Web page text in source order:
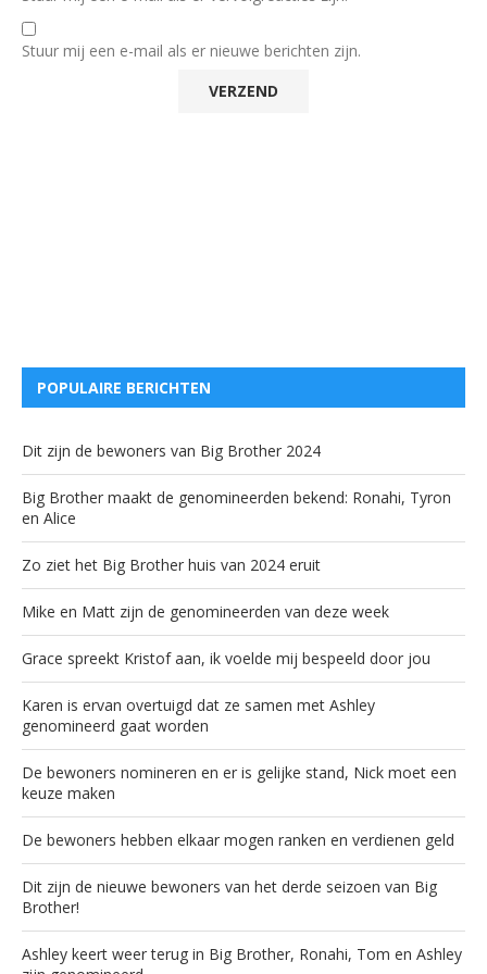
Stuur mij een e-mail als er nieuwe berichten zijn.
POPULAIRE BERICHTEN
Dit zijn de bewoners van Big Brother 2024
Big Brother maakt de genomineerden bekend: Ronahi, Tyron
en Alice
Zo ziet het Big Brother huis van 2024 eruit
Mike en Matt zijn de genomineerden van deze week
Grace spreekt Kristof aan, ik voelde mij bespeeld door jou
Karen is ervan overtuigd dat ze samen met Ashley
genomineerd gaat worden
De bewoners nomineren en er is gelijke stand, Nick moet een
keuze maken
De bewoners hebben elkaar mogen ranken en verdienen geld
Dit zijn de nieuwe bewoners van het derde seizoen van Big
Brother!
Ashley keert weer terug in Big Brother, Ronahi, Tom en Ashley